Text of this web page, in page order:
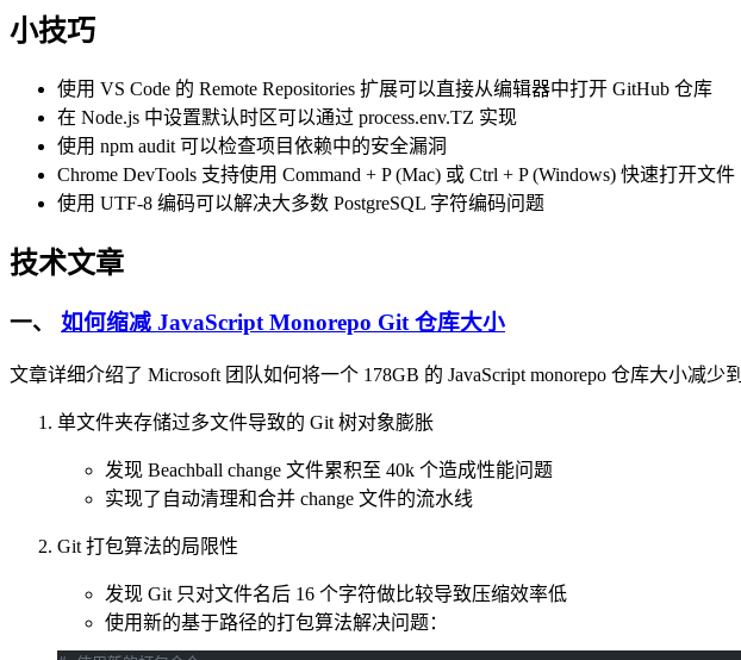
小技巧
使用 VS Code 的 Remote Repositories 扩展可以直接从编辑器中打开 GitHub 仓库
在 Node.js 中设置默认时区可以通过 process.env.TZ 实现
使用 npm audit 可以检查项目依赖中的安全漏洞
Chrome DevTools 支持使用 Command + P (Mac) 或 Ctrl + P (Windows) 快速打开文件
使用 UTF-8 编码可以解决大多数 PostgreSQL 字符编码问题
技术文章
一、 如何缩减 JavaScript Monorepo Git 仓库大小
文章详细介绍了 Microsoft 团队如何将一个 178GB 的 JavaScript monorepo 仓库大小减
单文件夹存储过多文件导致的 Git 树对象膨胀
发现 Beachball change 文件累积至 40k 个造成性能问题
实现了自动清理和合并 change 文件的流水线
Git 打包算法的局限性
发现 Git 只对文件名后 16 个字符做比较导致压缩效率低
使用新的基于路径的打包算法解决问题：